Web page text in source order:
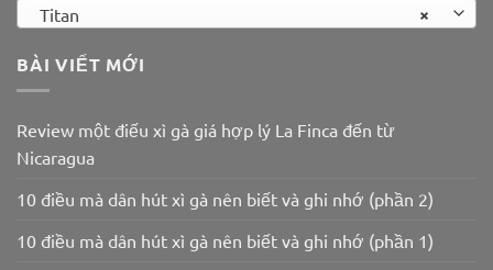
×
Titan
BÀI VIẾT MỚI
Review một điếu xì gà giá hợp lý La Finca đến từ
Nicaragua
10 điều mà dân hút xì gà nên biết và ghi nhớ (phần 2)
10 điều mà dân hút xì gà nên biết và ghi nhớ (phần 1)